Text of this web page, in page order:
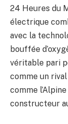
24 Heures du
électrique
avec la
bouffée
véritable pari
comme un
comme
constructeur